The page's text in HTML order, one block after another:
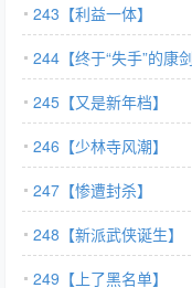
243【利益一体】
244【终于“失手”的康剑
245【又是新年档】
246【少林寺风潮】
247【惨遭封杀】
248【新派武侠诞生】
249【上了黑名单】